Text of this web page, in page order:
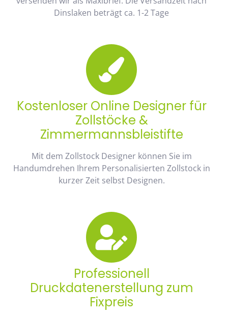
Dinslaken beträgt ca. 1-2 Tage
Kostenloser Online Designer für
Zollstöcke &
Zimmermannsbleistifte
Mit dem Zollstock Designer können Sie im
Handumdrehen Ihrem Personalisierten Zollstock in
kurzer Zeit selbst Designen.
Professionell
Druckdatenerstellung zum
Fixpreis